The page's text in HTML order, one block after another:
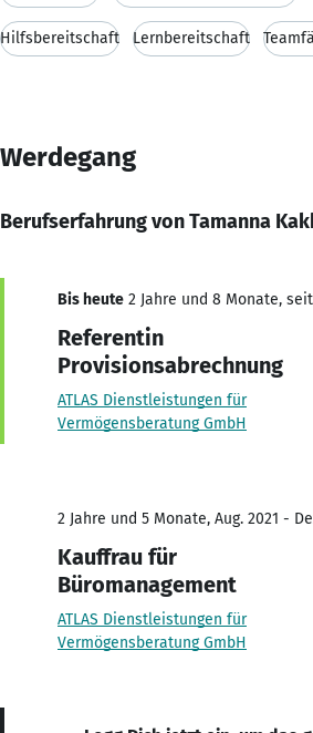
Hilfsbereitschaft Lernbereitschaft
Werdegang
Berufserfahrung von Tamanna
Bis heute 2 Jahre und 8 Monate, seit
Referentin
Provisionsabrechnung
ATLAS Dienstleistungen für
Vermögensberatung GmbH
2 Jahre und 5 Monate, Aug. 2021 -
Kauffrau für
Büromanagement
ATLAS Dienstleistungen für
Vermögensberatung GmbH